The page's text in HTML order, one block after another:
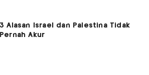
3 Alasan Israel dan Palestina Tidak
Pernah Akur